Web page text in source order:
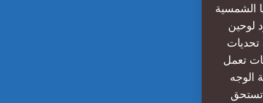
الشمسية
لوحين
تعمل
الوجه
تستحق